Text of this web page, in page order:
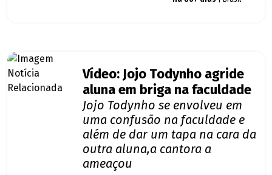
Vídeo: Jojo Todynho agride
aluna em briga na faculdade
Jojo Todynho se envolveu em
uma confusão na faculdade e
além de dar um tapa na cara da
outra aluna,a cantora a
ameaçou